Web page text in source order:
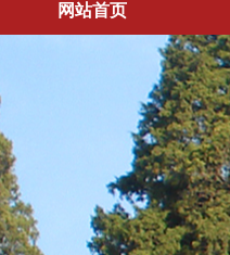
网站首页